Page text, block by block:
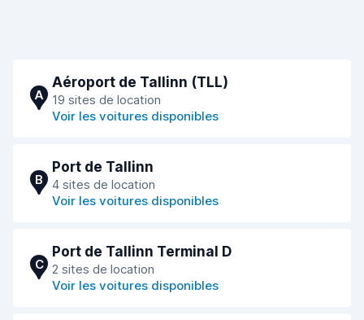
A
Aéroport de Tallinn (TLL)
19 sites de location
Voir les voitures disponibles
B
Port de Tallinn
4 sites de location
Voir les voitures disponibles
C
Port de Tallinn Terminal D
2 sites de location
Voir les voitures disponibles